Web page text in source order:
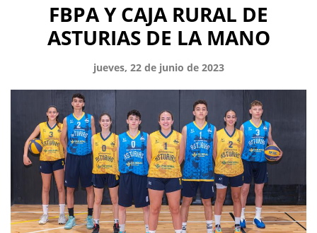
FBPA Y CAJA RURAL DE
ASTURIAS DE LA MANO
jueves, 22 de junio de 2023